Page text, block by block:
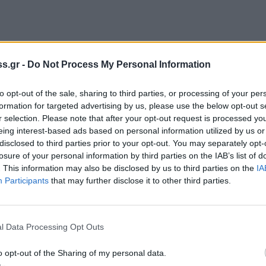
- Do Not Process My Personal Information
opt-out of the sale, sharing to third parties, or processing of your
for targeted advertising by us, please use the below opt-out
selection. Please note that after your opt-out request is processed
interest-based ads based on personal information utilized by us
to third parties prior to your opt-out. You may separately
of your personal information by third parties on the IAB’s list of
This information may also be disclosed by us to third parties on the
Participants that may further disclose it to other third parties.
Data Processing Opt Outs
opt-out of the Sharing of my personal data.
προχώρησε η αστυνομία στη
σε γενετήσιες πράξεις σε βάρος ενός
για να το «επιβραβεύσει» του έδωσε να
του 2021, στον Εύοσμο Θεσσαλονίκης
ανήλικος (11 ετών σήμερα) εκμυστηρεύτηκε
της αστυνομικής προανάκρισης, ο
την καταγγελία του.
ανιψιός της (πρώην) συντρόφου του
λόγω αυτής της συγγενικής σχέσης